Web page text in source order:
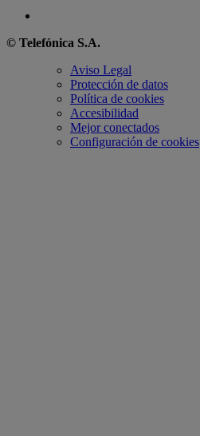
© Telefónica S.A.
Aviso Legal
Protección de datos
Política de cookies
Accesibilidad
Mejor conectados
Configuración de cookies